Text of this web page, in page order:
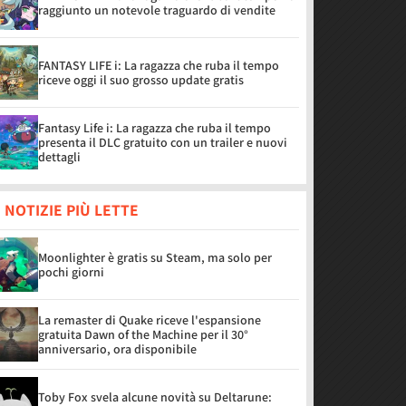
raggiunto un notevole traguardo di vendite
FANTASY LIFE i: La ragazza che ruba il tempo
riceve oggi il suo grosso update gratis
Fantasy Life i: La ragazza che ruba il tempo
presenta il DLC gratuito con un trailer e nuovi
dettagli
NOTIZIE PIÙ LETTE
Moonlighter è gratis su Steam, ma solo per
pochi giorni
La remaster di Quake riceve l'espansione
gratuita Dawn of the Machine per il 30°
anniversario, ora disponibile
Toby Fox svela alcune novità su Deltarune: